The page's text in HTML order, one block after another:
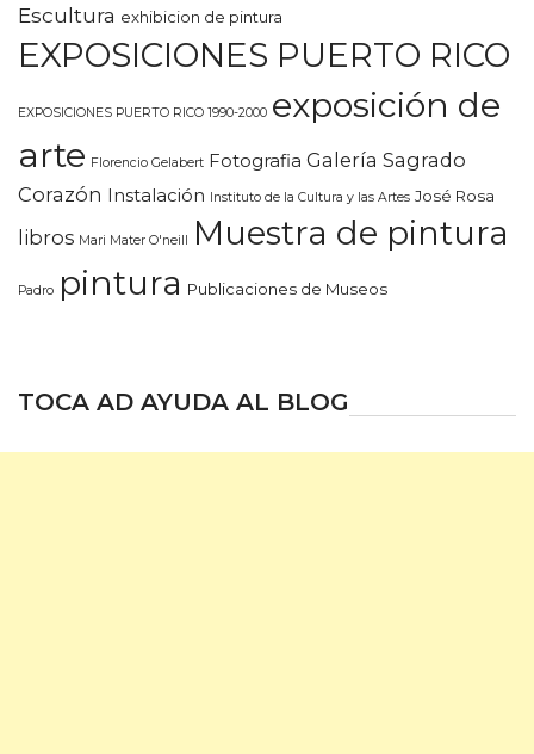
Escultura exhibicion de pintura
EXPOSICIONES PUERTO RICO
EXPOSICIONES PUERTO RICO 1990-2000 exposición de
arte Florencio Gelabert Fotografia Galería Sagrado
Corazón Instalación Instituto de la Cultura y las Artes José Rosa
libros Mari Mater O'neill Muestra de pintura
Padro pintura Publicaciones de Museos
TOCA AD AYUDA AL BLOG